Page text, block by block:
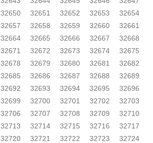
32650 32651 32652 32653
32654
32657 32658 32659 32660
32661
32664 32665 32666 32667
32668
32671 32672 32673 32674
32675
32678 32679 32680 32681
32682
32685 32686 32687 32688
32689
32692 32693 32694 32695
32696
32699 32700 32701 32702
32703
32706 32707 32708 32709
32710
32713 32714 32715 32716
32717
32720 32721 32722 32723
32724